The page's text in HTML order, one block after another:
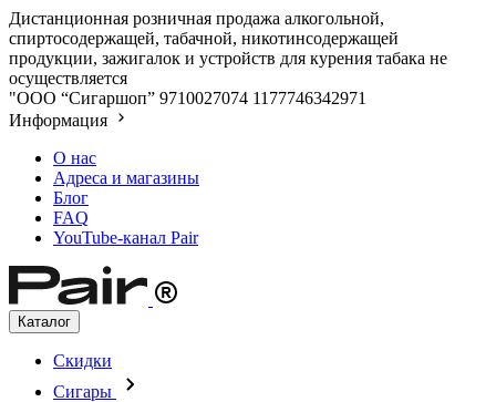
Дистанционная розничная продажа алкогольной,
спиртосодержащей, табачной, никотинсодержащей
продукции, зажигалок и устройств для курения табака не
осуществляется
"ООО “Сигаршоп” 9710027074 1177746342971
Информация
О нас
Адреса и магазины
Блог
FAQ
YouTube-канал Pair
Каталог
Скидки
Сигары